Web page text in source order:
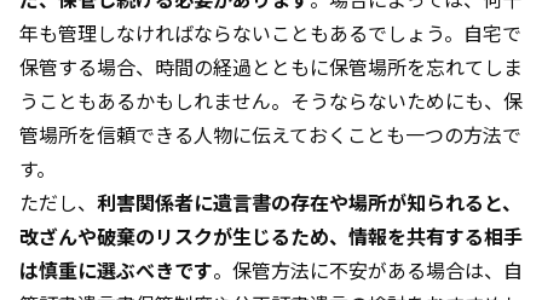
年も管理しなければならないこともあるでしょう。自宅で
保管する場合、時間の経過とともに保管場所を忘れてしま
うこともあるかもしれません。そうならないためにも、保
管場所を信頼できる人物に伝えておくことも一つの方法で
す。
ただし、 利害関係者に遺言書の存在や場所が知られると、
改ざんや破棄のリスクが生じるため、情報を共有する相手
は慎重に選ぶべきです。保管方法に不安がある場合は、自